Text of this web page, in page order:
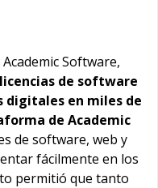
Software,
de software
en miles de
de Academic
de software, web y
fácilmente en los
permitió que tanto